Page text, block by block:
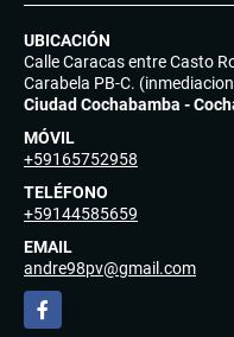
UBICACIÓN
Calle Caracas entre Casto
Carabela PB-C.
Ciudad Cochabamba -
MÓVIL
+59165752958
TELÉFONO
+59144585659
EMAIL
andre98pv@gmail.com
Facebook